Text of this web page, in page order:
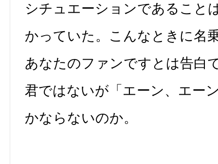
シチュエーションであること
かっていた。こんなときに名
あなたのファンですとは告白
君ではないが「エーン、エー
かならないのか。